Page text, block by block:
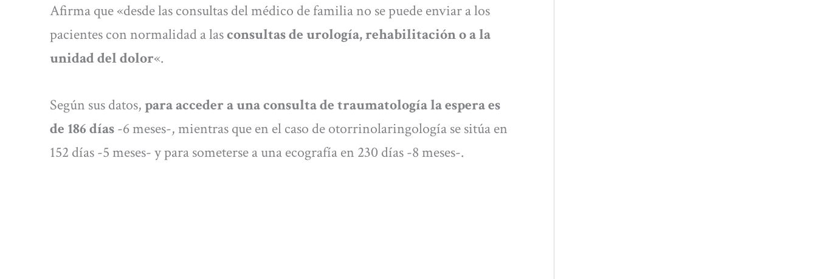
Afirma que «desde las consultas del médico de familia no se puede enviar a los
pacientes con normalidad a lasconsultas de urología, rehabilitación o a la
unidad del dolor«.
Según sus datos, para acceder a una consulta de traumatología la espera es
de 186 días-6 meses-, mientras que en el caso de otorrinolaringología se sitúa en
152 días -5 meses- y para someterse a una ecografía en 230 días -8 meses-.